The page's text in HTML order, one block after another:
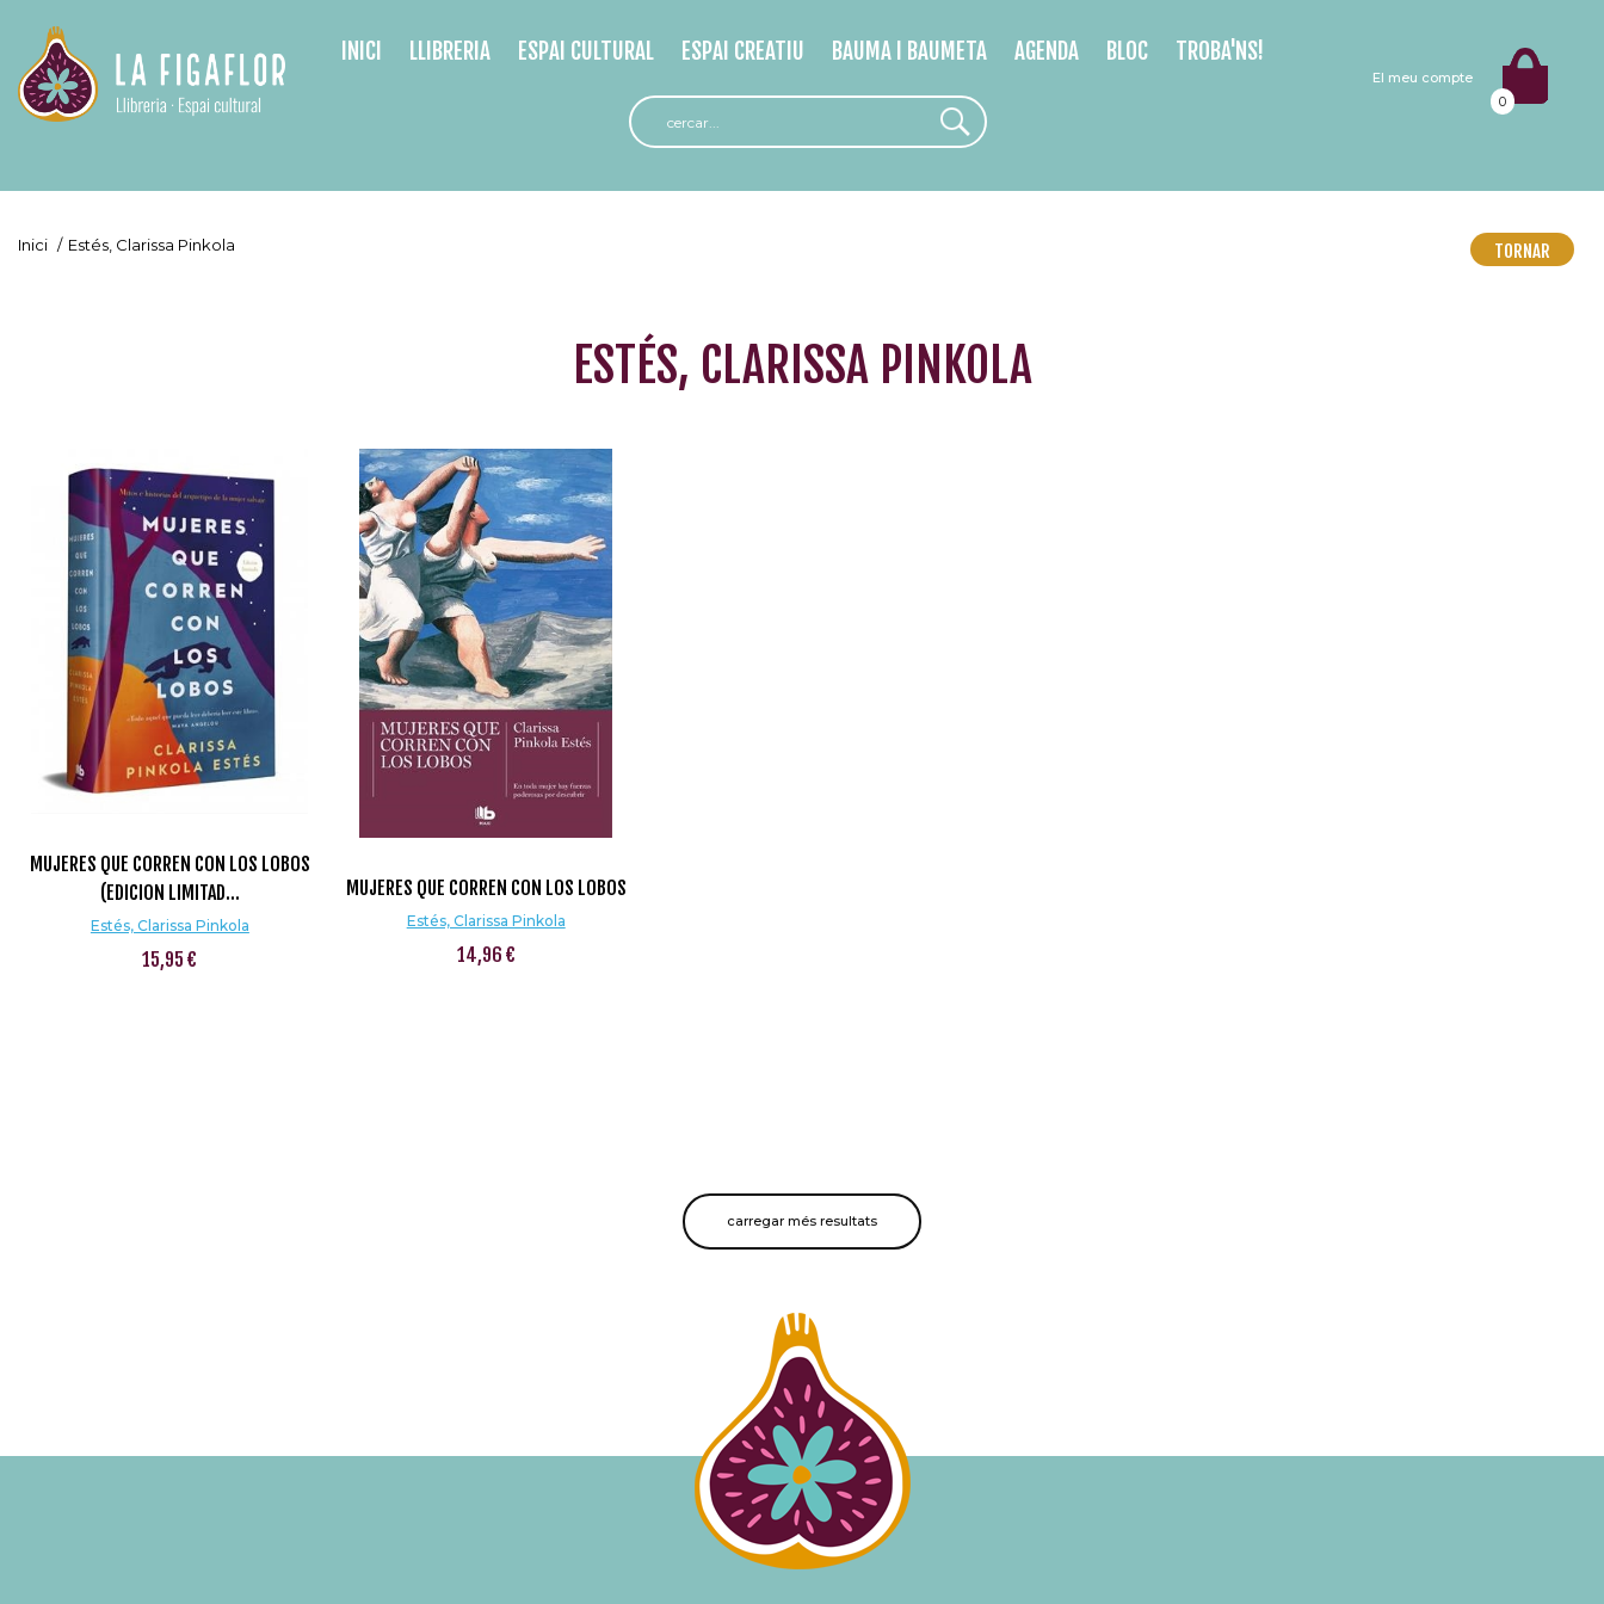
El meu compte
0
INICI LLIBRERIA ESPAI CULTURAL ESPAI CREATIU BAUMA I BAUMETA AGENDA BLOC TROBA'NS!
Inici / Estés, Clarissa Pinkola TORNAR
ESTÉS, CLARISSA PINKOLA
MUJERES QUE CORREN CON LOS LOBOS
(EDICION LIMITAD...
Estés, Clarissa Pinkola
15,95 €
MUJERES QUE CORREN CON LOS LOBOS
Estés, Clarissa Pinkola
14,96 €
carregar més resultats